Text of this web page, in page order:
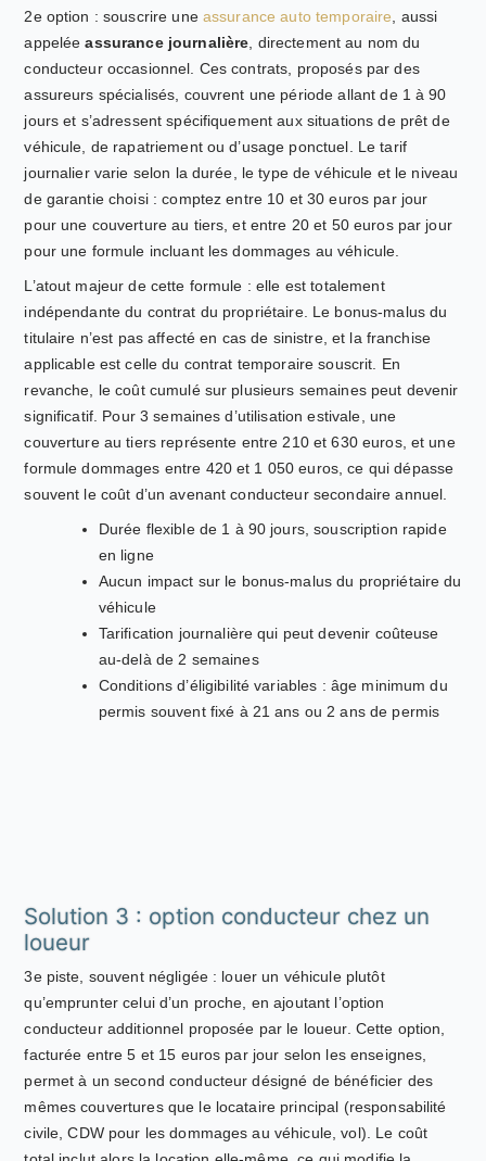
2e option : souscrire une assurance auto temporaire , aussi
appeléeassurance journalière , directement au nom du
conducteur occasionnel. Ces contrats, proposés par des
assureurs spécialisés, couvrent une période allant de 1 à 90
jours et s’adressent spécifiquement aux situations de prêt de
véhicule, de rapatriement ou d’usage ponctuel. Le tarif
journalier varie selon la durée, le type de véhicule et le niveau
de garantie choisi : comptez entre 10 et 30 euros par jour
pour une couverture au tiers, et entre 20 et 50 euros par jour
pour une formule incluant les dommages au véhicule.
L’atout majeur de cette formule : elle est totalement
indépendante du contrat du propriétaire. Le bonus-malus du
titulaire n’est pas affecté en cas de sinistre, et la franchise
applicable est celle du contrat temporaire souscrit. En
revanche, le coût cumulé sur plusieurs semaines peut devenir
significatif. Pour 3 semaines d’utilisation estivale, une
couverture au tiers représente entre 210 et 630 euros, et une
formule dommages entre 420 et 1 050 euros, ce qui dépasse
souvent le coût d’un avenant conducteur secondaire annuel.
Durée flexible de 1 à 90 jours, souscription rapide
en ligne
Aucun impact sur le bonus-malus du propriétaire du
véhicule
Tarification journalière qui peut devenir coûteuse
au-delà de 2 semaines
Conditions d’éligibilité variables : âge minimum du
permis souvent fixé à 21 ans ou 2 ans de permis
Solution 3 : option conducteur chez un
loueur
3e piste, souvent négligée : louer un véhicule plutôt
qu’emprunter celui d’un proche, en ajoutant l’option
conducteur additionnel proposée par le loueur. Cette option,
facturée entre 5 et 15 euros par jour selon les enseignes,
permet à un second conducteur désigné de bénéficier des
mêmes couvertures que le locataire principal (responsabilité
civile, CDW pour les dommages au véhicule, vol). Le coût